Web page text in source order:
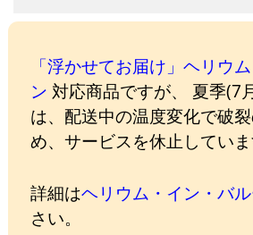
「浮かせてお届け」ヘリウ
ン 対応商品ですが、 夏季(7
は、配送中の温度変化で破
め、サービスを休止していま
詳細はヘリウム・イン・バ
さい。